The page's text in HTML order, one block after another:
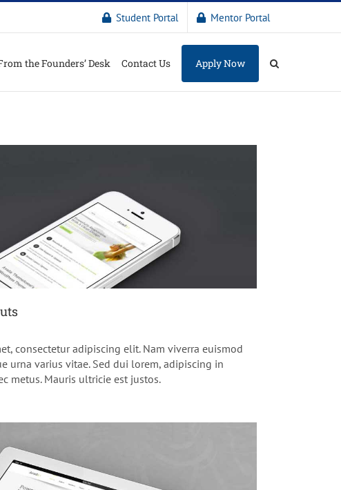
Student Portal Mentor Portal
the Founders’ Desk Contact Us Apply Now
consectetur adipiscing elit. Nam viverra euismod
urna varius vitae. Sed dui lorem, adipiscing in
metus. Mauris ultricie est justos.